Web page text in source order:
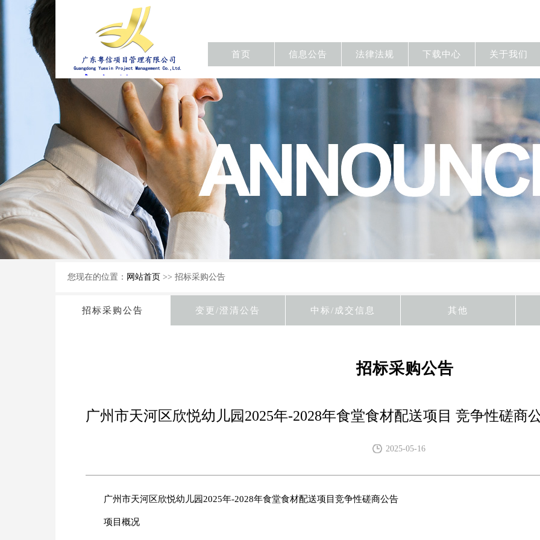
东粤信项目
管理有限公
司/
首页 信息公告 法律法规 下载中心 关于我们
您现在的位置： 网站首页 >> 招标采购公告
招标采购公告 变更/澄清公告 中标/成交信息 其他
招标采购公告
广州市天河区欣悦幼儿园2025年-2028年食堂食材配送项目 竞争性磋商
2025-05-16
广州市天河区欣悦幼儿园2025年-2028年食堂食材配送项目竞争性磋商公告
项目概况